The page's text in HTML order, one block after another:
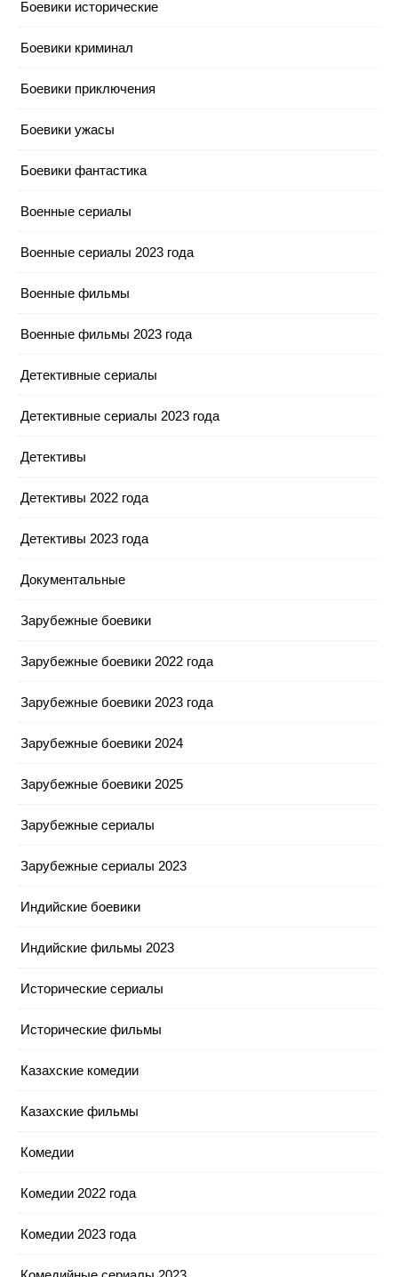
Боевики исторические
Боевики криминал
Боевики приключения
Боевики ужасы
Боевики фантастика
Военные сериалы
Военные сериалы 2023 года
Военные фильмы
Военные фильмы 2023 года
Детективные сериалы
Детективные сериалы 2023 года
Детективы
Детективы 2022 года
Детективы 2023 года
Документальные
Зарубежные боевики
Зарубежные боевики 2022 года
Зарубежные боевики 2023 года
Зарубежные боевики 2024
Зарубежные боевики 2025
Зарубежные сериалы
Зарубежные сериалы 2023
Индийские боевики
Индийские фильмы 2023
Исторические сериалы
Исторические фильмы
Казахские комедии
Казахские фильмы
Комедии
Комедии 2022 года
Комедии 2023 года